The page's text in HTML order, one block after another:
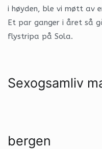
i høyden, ble vi møtt av
Et par ganger i året så
flystripa på Sola.
Sexogsamliv
bergen